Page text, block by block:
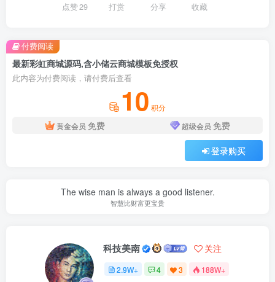
点赞29 打赏 分享 收藏
最新彩虹商城源码,含小储云商城模板免授权
此内容为付费阅读，请付费后查看
10 积分
黄金会员 免费 超级会员 免费
登录购买
付费阅读
The wise man is always a good listener.
智慧比财富更宝贵
科技美南 关注
2.9W+ 4 3 188W+